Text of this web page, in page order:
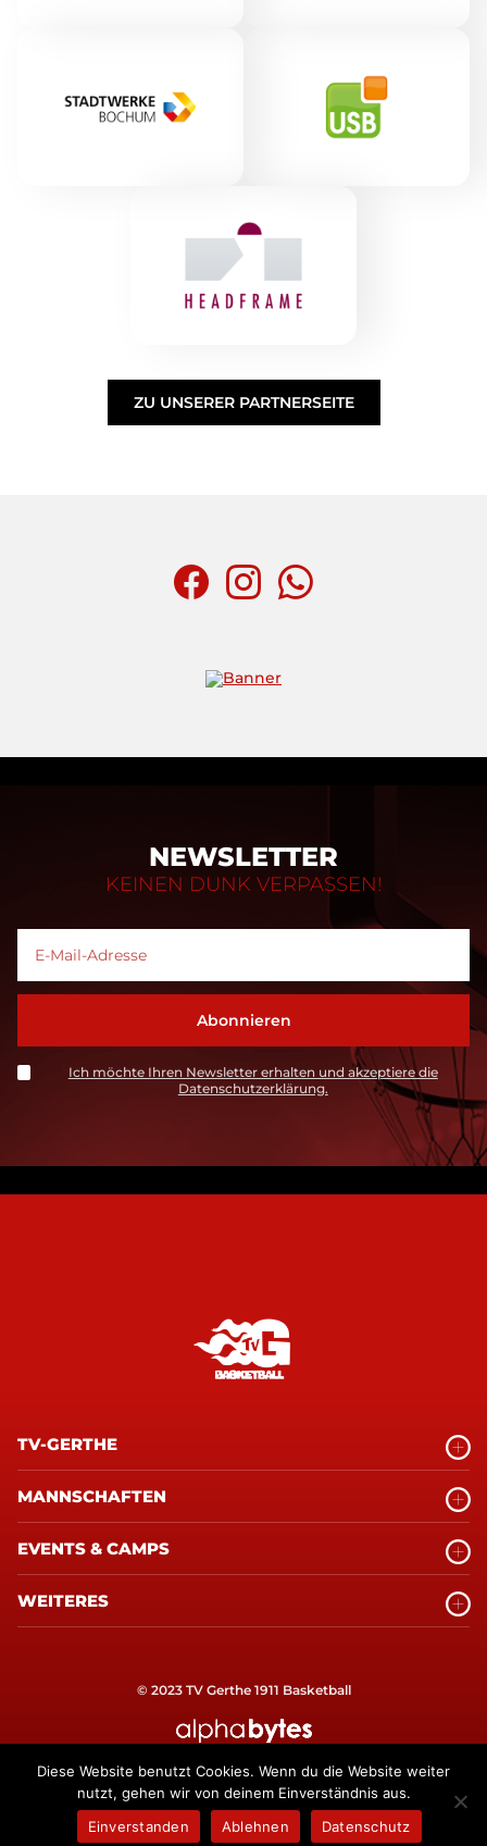
ZU UNSERER PARTNERSEITE
NEWSLETTER
KEINEN DUNK VERPASSEN!
Ich möchte Ihren Newsletter erhalten und akzeptiere die
Datenschutzerklärung.
TV-GERTHE
MANNSCHAFTEN
EVENTS & CAMPS
WEITERES
© 2023 TV Gerthe 1911 Basketball
Diese Website benutzt Cookies. Wenn du die Website weiter
nutzt, gehen wir von deinem Einverständnis aus.
Einverstanden
Ablehnen Datenschutz